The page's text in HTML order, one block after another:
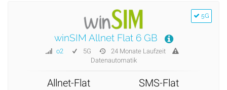
5G
winSIM Allnet Flat 6 GB
o2 5G
24 Monate Laufzeit
Datenautomatik
Allnet-Flat SMS-Flat